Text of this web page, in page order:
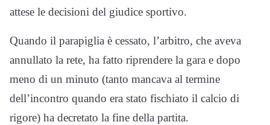
attese le decisioni del giudice sportivo.
Quando il parapiglia è cessato, l’arbitro, che aveva
annullato la rete, ha fatto riprendere la gara e dopo
meno di un minuto (tanto mancava al termine
dell’incontro quando era stato fischiato il calcio di
rigore) ha decretato la fine della partita.